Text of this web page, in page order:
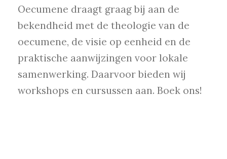
Oecumene draagt graag bij aan de
bekendheid met de theologie van de
oecumene, de visie op eenheid en de
praktische aanwijzingen voor lokale
samenwerking. Daarvoor bieden wij
workshops en cursussen aan. Boek ons!